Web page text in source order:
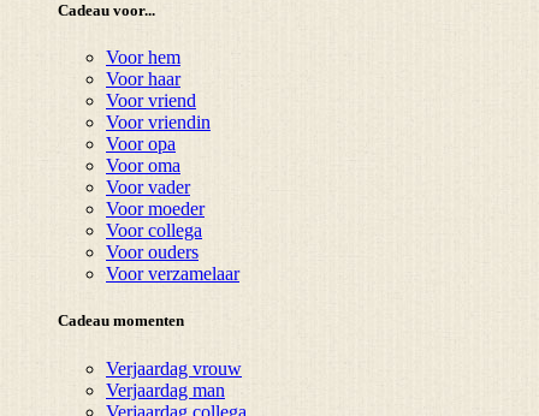
Cadeau voor...
Voor hem
Voor haar
Voor vriend
Voor vriendin
Voor opa
Voor oma
Voor vader
Voor moeder
Voor collega
Voor ouders
Voor verzamelaar
Cadeau momenten
Verjaardag vrouw
Verjaardag man
Verjaardag collega